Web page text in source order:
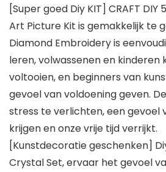
[Super goed Diy KIT] CRAFT
Art Picture Kit is gemakkelijk te
Diamond Embroidery is
leren, volwassenen en kinderen
voltooien, en beginners van
gevoel van voldoening geven.
stress te verlichten, een gevoel
krijgen en onze vrije tijd verrijkt.
[Kunstdecoratie geschenken]
Crystal Set, ervaar het gevoel